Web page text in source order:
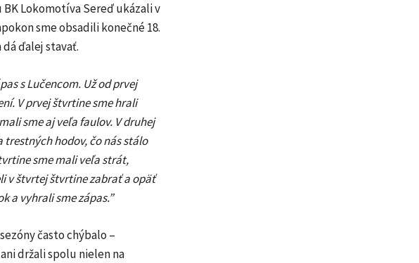
Lokomotíva Sereď ukázali v
sme obsadili konečné 18.
ďalej stavať.
s Lučencom. Už od prvej
V prvej štvrtine sme hrali
sme aj veľa faulov. V druhej
hodov, čo nás stálo
sme mali veľa strát,
v štvrtej štvrtine zabrať a opäť
a vyhrali sme zápas.”
často chýbalo –
držali spolu nielen na